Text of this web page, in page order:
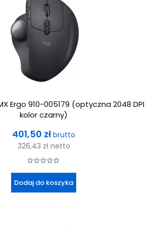
Ergo 910-005179 (optyczna 2048 DPI
kolor czarny)
Cena
401,50 zł brutto
326,43 zł netto
Dodaj do koszyka